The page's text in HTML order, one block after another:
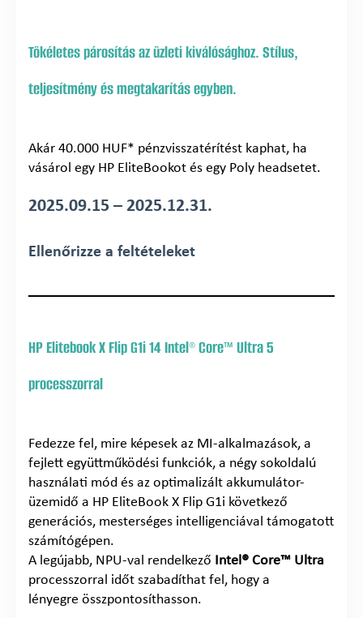
Tökéletes párosítás az üzleti kiválósághoz. Stílus,
teljesítmény és megtakarítás egyben.
Akár 40.000 HUF* pénzvisszatérítést kaphat, ha
vásárol egy HP EliteBookot és egy Poly headsetet.
2025.09.15 – 2025.12.31.
Ellenőrizze a feltételeket
HP Elitebook X Flip G1i 14 Intel® Core™ Ultra 5
processzorral
Fedezze fel, mire képesek az MI-alkalmazások, a
fejlett együttműködési funkciók, a négy sokoldalú
használati mód és az optimalizált akkumulátor-
üzemidő a HP EliteBook X Flip G1i következő
generációs, mesterséges intelligenciával támogatott
számítógépen.
A legújabb, NPU-val rendelkező Intel® Core™ Ultra
processzorral időt szabadíthat fel, hogy a
lényegre összpontosíthasson.